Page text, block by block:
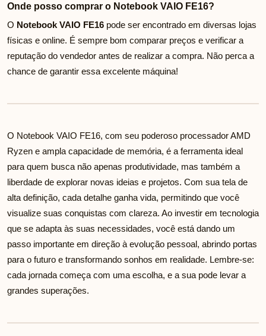
Onde posso comprar o Notebook VAIO FE16?
O Notebook VAIO FE16 pode ser encontrado em diversas lojas
físicas e online. É sempre bom comparar preços e verificar a
reputação do vendedor antes de realizar a compra. Não perca a
chance de garantir essa excelente máquina!
O Notebook VAIO FE16, com seu poderoso processador AMD
Ryzen e ampla capacidade de memória, é a ferramenta ideal
para quem busca não apenas produtividade, mas também a
liberdade de explorar novas ideias e projetos. Com sua tela de
alta definição, cada detalhe ganha vida, permitindo que você
visualize suas conquistas com clareza. Ao investir em tecnologia
que se adapta às suas necessidades, você está dando um
passo importante em direção à evolução pessoal, abrindo portas
para o futuro e transformando sonhos em realidade. Lembre-se:
cada jornada começa com uma escolha, e a sua pode levar a
grandes superações.